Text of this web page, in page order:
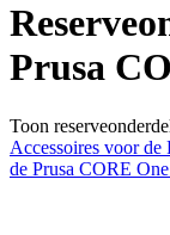
Prusa
Toon
Accessoires voor
de Prusa CORE